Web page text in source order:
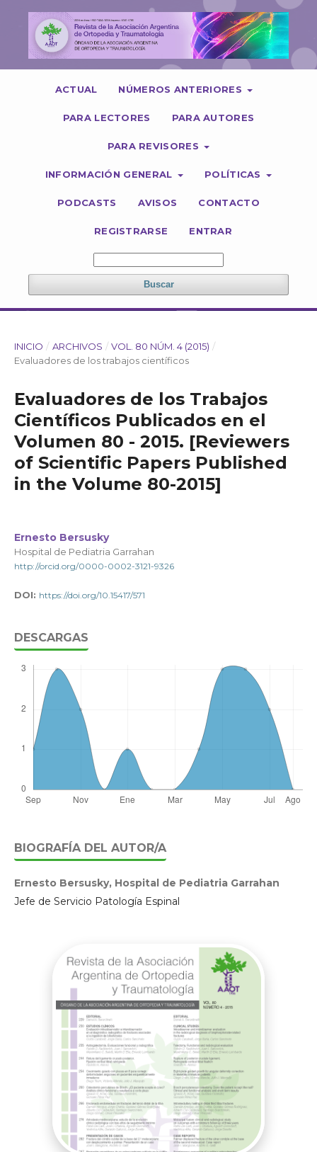
ACTUAL NÚMEROS ANTERIORES
PARA LECTORES PARA AUTORES
PARA REVISORES
INFORMACIÓN GENERAL POLÍTICAS
PODCASTS AVISOS CONTACTO
REGISTRARSE ENTRAR
Buscar
INICIO / ARCHIVOS / VOL. 80 NÚM. 4 (2015) /
Evaluadores de los trabajos científicos
Evaluadores de los Trabajos
Científicos Publicados en el
Volumen 80 - 2015. [Reviewers
of Scientific Papers Published
in the Volume 80-2015]
Ernesto Bersusky
Hospital de Pediatria Garrahan
http://orcid.org/0000-0002-3121-9326
DOI: https://doi.org/10.15417/571
DESCARGAS
BIOGRAFÍA DEL AUTOR/A
Ernesto Bersusky, Hospital de Pediatria Garrahan
Jefe de Servicio Patología Espinal